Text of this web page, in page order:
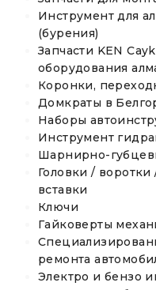
Инструмент для
(бурения)
Запчасти KEN
оборудования
Коронки,
Домкраты в
Наборы
Инструмент
Шарнирно-
Головки /
вставки
Ключи
Гайковерты
ремонта
Электро и бензо